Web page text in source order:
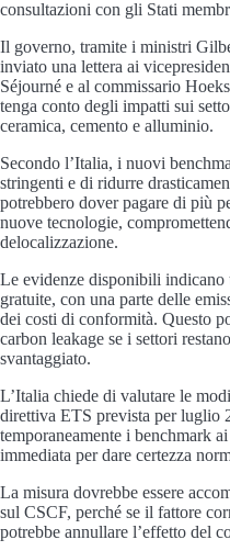
consultazioni con gli Stati
Il governo, tramite i ministri
inviato una lettera ai
Séjourné e al commissario
tenga conto degli impatti sui
ceramica, cemento e alluminio.
Secondo l’Italia, i nuovi
stringenti e di ridurre
potrebbero dover pagare di più
nuove tecnologie,
delocalizzazione.
Le evidenze disponibili indicano
gratuite, con una parte delle
dei costi di conformità. Questo
carbon leakage se i settori
svantaggiato.
L’Italia chiede di valutare le
direttiva ETS prevista per luglio
temporaneamente i benchmark
immediata per dare certezza
La misura dovrebbe essere
sul CSCF, perché se il fattore
potrebbe annullare l’effetto del